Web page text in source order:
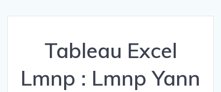
Tableau Excel
Lmnp : Lmnp Yann